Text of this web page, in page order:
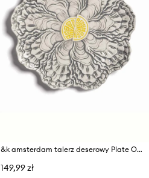
&k amsterdam talerz deserowy Plate Oyster 23 cm
149,99 zł